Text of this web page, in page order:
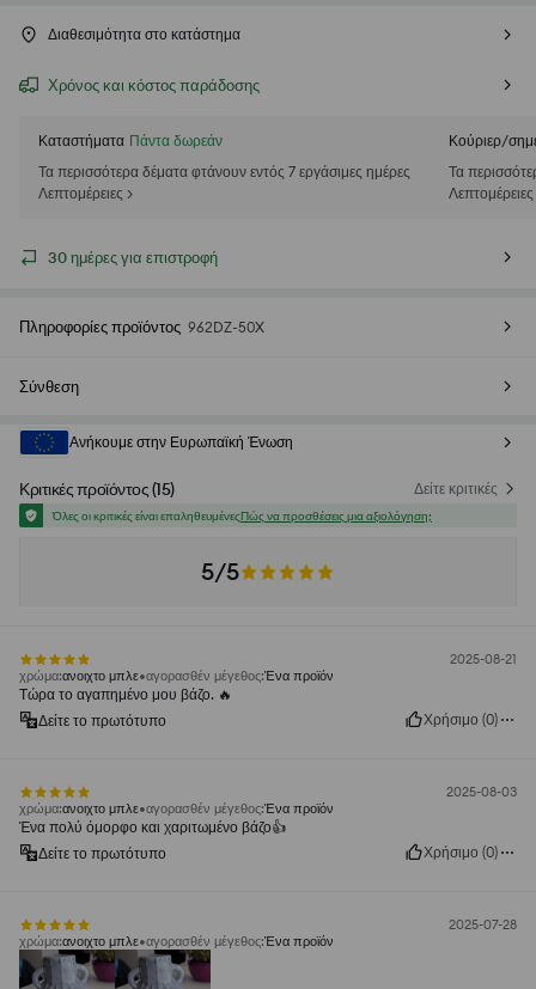
Διαθεσιμότητα στο κατάστημα
Χρόνος και κόστος παράδοσης
Καταστήματα Πάντα δωρεάν
Τα περισσότερα δέματα φτάνουν εντός 7 εργάσιμες ημέρες
Λεπτομέρειες >
Κούριερ/
Τα
Λεπτομέρειες
30 ημέρες για επιστροφή
Πληροφορίες προϊόντος 962DZ-50X
Σύνθεση
Ανήκουμε στην Ευρωπαϊκή Ένωση
Κριτικές προϊόντος(15) Δείτε κριτικές
Όλες οι κριτικές είναι επαληθευμένεςΠώς να προσθέσεις μια αξιολόγηση;
5/5
2025-08-21
χρώμα:ανοιχτο μπλε αγορασθέν μέγεθος:Ένα προϊόν
Τώρα το αγαπημένο μου βάζο. 🔥
Δείτε το πρωτότυπο
Χρήσιμο (0)
2025-08-03
χρώμα:ανοιχτο μπλε αγορασθέν μέγεθος:Ένα προϊόν
Ένα πολύ όμορφο και χαριτωμένο βάζο👍️
Δείτε το πρωτότυπο
Χρήσιμο (0)
2025-07-28
χρώμα:ανοιχτο μπλε αγορασθέν μέγεθος:Ένα προϊόν